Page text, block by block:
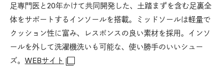
足専門医と20年かけて共同開発した、土踏まずを含む足裏全
体をサポートするインソールを搭載。ミッドソールは軽量で
クッション性に富み、レスポンスの良い素材を採用。インソ
ールを外して洗濯機洗いも可能な、使い勝手のいいシュー
ズ。 WEBサイト